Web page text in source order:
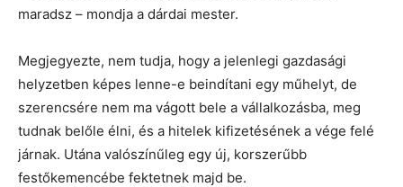
maradsz – mondja a dárdai mester.
Megjegyezte, nem tudja, hogy a jelenlegi gazdasági
helyzetben képes lenne-e beindítani egy műhelyt, de
szerencsére nem ma vágott bele a vállalkozásba, meg
tudnak belőle élni, és a hitelek kifizetésének a vége felé
járnak. Utána valószínűleg egy új, korszerűbb
festőkemencébe fektetnek majd be.